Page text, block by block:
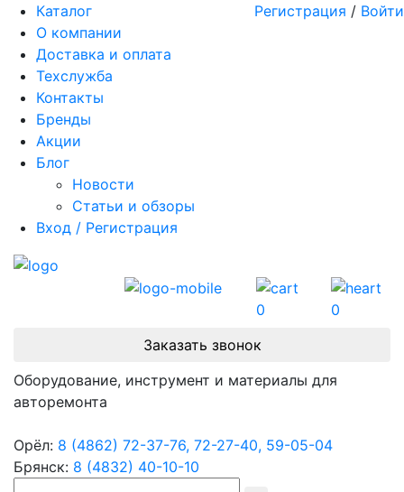
Каталог
О компании
Доставка и оплата
Техслужба
Контакты
Бренды
Акции
Блог
Новости
Статьи и обзоры
Вход / Регистрация
Регистрация / Войти
0
0
Заказать звонок
Оборудование, инструмент и материалы для
авторемонта
Орёл: 8 (4862) 72-37-76, 72-27-40, 59-05-04
Брянск: 8 (4832) 40-10-10